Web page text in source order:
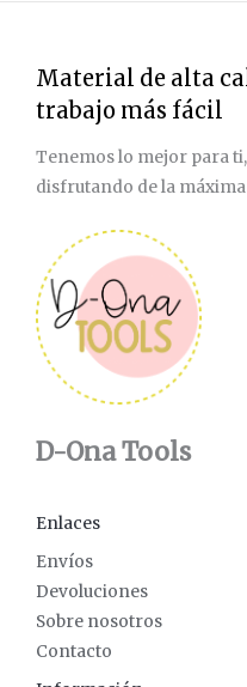
Material de alta
trabajo más fácil
Tenemos lo mejor para
disfrutando de la
D-Ona Tools
Enlaces
Envíos
Devoluciones
Sobre nosotros
Contacto